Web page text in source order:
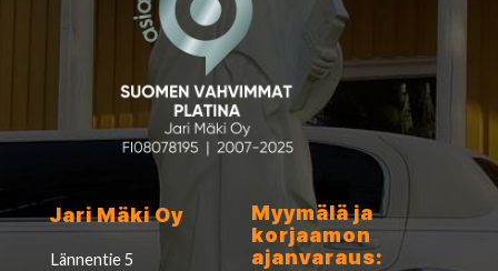
Jari Mäki Oy
Lännentie 5
Myymälä ja
korjaamon
ajanvaraus: